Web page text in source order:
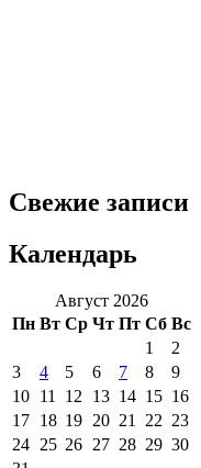
Свежие записи
Календарь
Август 2026
Пн Вт Ср Чт Пт Сб Вс
1
2
3
4 5 6 7 8
9
10 11 12 13 14 15 16
17 18 19 20 21 22 23
24 25 26 27 28 29 30